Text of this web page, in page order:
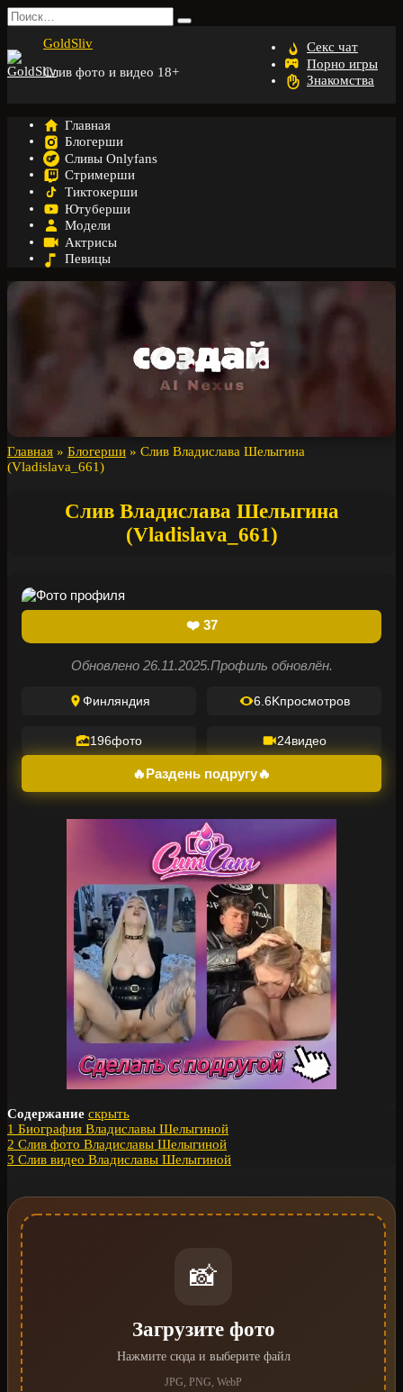
Перейти
к
содержанию
Search
for:
GoldSliv
Слив фото и видео 18+
Секс чат
Порно игры
Знакомства
Главная
Блогерши
Сливы Onlyfans
Стримерши
Тиктокерши
Ютуберши
Модели
Актрисы
Певицы
Главная » Блогерши » Слив Владислава Шелыгина
(Vladislava_661)
Слив Владислава Шелыгина
(Vladislava_661)
❤️ 37
Обновлено 26.11.2025.Профиль обновлён.
Финляндия 6.6Kпросмотров
196фото 24видео
🔥Раздень подругу🔥
Содержание скрыть
1 Биография Владиславы Шелыгиной
2 Слив фото Владиславы Шелыгиной
3 Слив видео Владиславы Шелыгиной
📸
Загрузите фото
Нажмите сюда и выберите файл
JPG, PNG, WebP